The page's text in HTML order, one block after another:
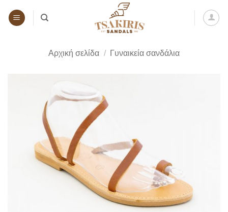
στο
Αρχική σελίδα / Γυναικεία σανδάλια